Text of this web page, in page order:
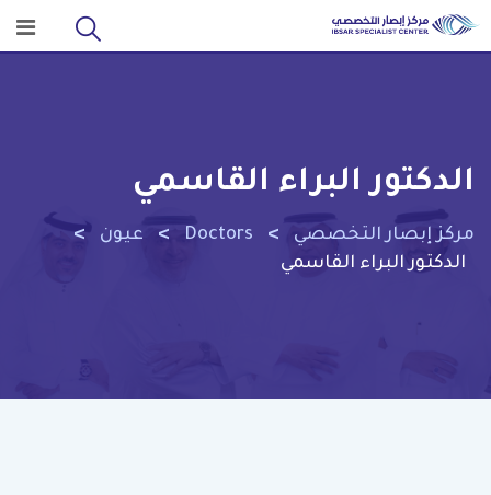
Skip
الدكتور البراء القاسمي
مركز إبصار التخصصي >
Doctors
> عيون >
الدكتور البراء القاسمي